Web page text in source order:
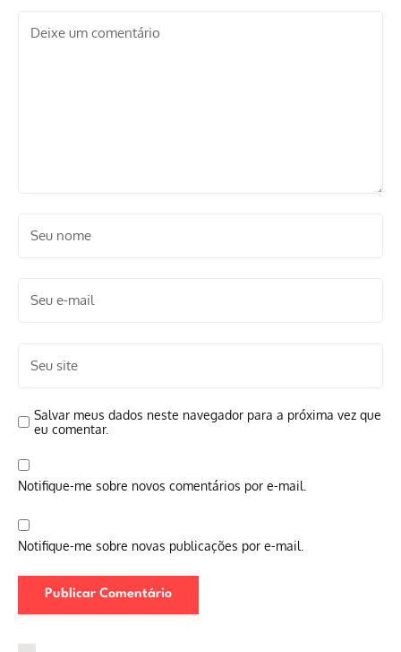
Salvar meus dados neste navegador para a próxima vez que
eu comentar.
Notifique-me sobre novos comentários por e-mail.
Notifique-me sobre novas publicações por e-mail.